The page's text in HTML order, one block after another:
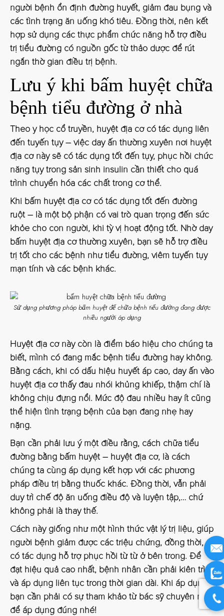
người bệnh ổn định đường huyết, giảm đau bụng và
các tình trạng ăn uống khó tiêu. Đồng thời, nên kết
hợp sử dụng các thực phẩm chức năng hỗ trợ điều
trị tiểu đường có nguồn gốc từ thảo dược để rút
ngắn thờ gian điều trị bệnh.
Lưu ý khi bấm huyệt chữa
bệnh tiểu đường ở nhà
Theo y học cổ truyền, huyệt địa cơ có tác dụng liên
đến tuyến tụy – việc day ấn thường xuyên nơi huyệt
địa cơ này sẽ có tác dụng tốt đến tụy, phục hồi chức
năng tụy trong sản sinh insulin cần thiết cho quá
trình chuyển hóa các chất trong cơ thể.
Khi bấm huyệt địa cơ có tác dụng tốt đến đường
ruột – là một bộ phận có vai trò quan trọng đến sức
khỏe cho con người, khi tỳ vị hoạt động tốt. Nhờ day
bấm huyệt địa cơ thường xuyên, bạn sẽ hỗ trợ điều
trị tốt cho các bệnh như tiểu đường, viêm tuyến tụy
mạn tính và các bệnh khác.
Sử dụng phương pháp bấm huyệt để chữa bệnh tiểu đường đang được
nhiều người áp dụng
Huyệt địa cơ này còn là điểm báo hiệu cho chúng ta
biết, mình có đang mắc bệnh tiểu đường hay không.
Bằng cách, khi có dấu hiệu huyết áp cao, day ấn vào
huyệt địa cơ thấy đau nhói khủng khiếp, thậm chí là
không chịu đựng nổi. Mức độ đau nhiều hay ít cũng
thể hiện tình trạng bệnh của bạn đang nhẹ hay
nặng.
Bạn cần phải lưu ý một điều rằng, cách chữa tiểu
đường bằng bấm huyệt – huyệt địa cơ, là cách
chúng ta cùng áp dụng kết hợp với các phương
pháp điều trị bằng thuốc khác. Đồng thời, vẫn phải
duy trì chế độ ăn uống điều độ và luyện tập,… chứ
không phải là thay thế.
Cách này giống như một hình thức vật lý trị liệu, giúp
người bệnh giảm được các triệu chứng, đồng thời,
có tác dụng hỗ trợ phục hồi từ từ ở bên trong. Để
đạt hiệu quả cao nhất, bệnh nhân cần phải kiên trì
và áp dụng liên tục trong thời gian dài. Khi áp dụng,
bạn cần phải có sự tham khảo từ bác sỹ chuyên môn
để áp dụng đúng nhé!